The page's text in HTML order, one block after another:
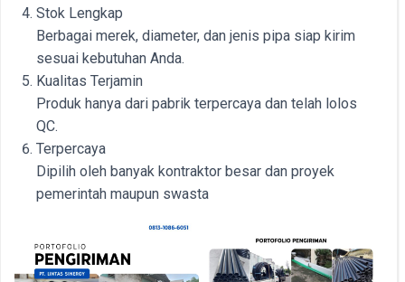
Stok Lengkap
Berbagai merek, diameter, dan jenis pipa siap kirim
sesuai kebutuhan Anda.
Kualitas Terjamin
Produk hanya dari pabrik terpercaya dan telah lolos
QC.
Terpercaya
Dipilih oleh banyak kontraktor besar dan proyek
pemerintah maupun swasta